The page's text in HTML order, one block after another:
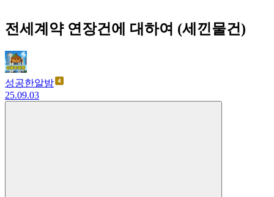
전세계약 연장건에 대하여 (세낀물건)
성공한알밤
25.09.03